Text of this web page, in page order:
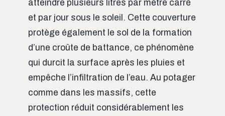
atteindre plusieurs litres par mètre carré
et par jour sous le soleil. Cette couverture
protège également le sol de la formation
d’une croûte de battance, ce phénomène
qui durcit la surface après les pluies et
empêche l’infiltration de l’eau. Au potager
comme dans les massifs, cette
protection réduit considérablement les